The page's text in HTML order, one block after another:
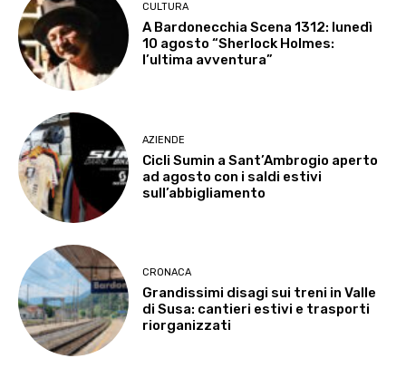
CULTURA
A Bardonecchia Scena 1312: lunedì
10 agosto “Sherlock Holmes:
l’ultima avventura”
AZIENDE
Cicli Sumin a Sant’Ambrogio aperto
ad agosto con i saldi estivi
sull’abbigliamento
CRONACA
Grandissimi disagi sui treni in Valle
di Susa: cantieri estivi e trasporti
riorganizzati